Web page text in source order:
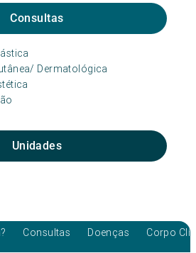
Consultas
Dermatológica
Unidades
Consultas Doenças Corpo